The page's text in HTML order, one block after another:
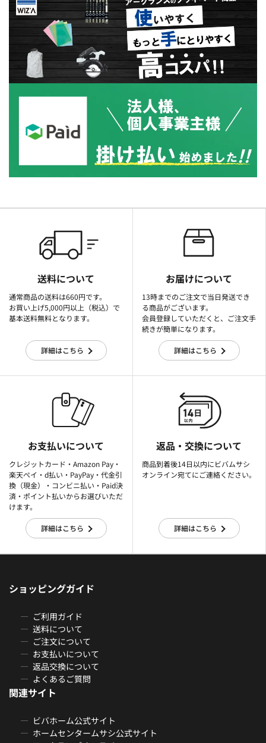
送料について
通常商品の送料は660円です。
お買い上げ5,000円以上（税込）で
基本送料無料となります。
詳細はこちら
お届けについて
13時までのご注文で当日発送でき
る商品がございます。
会員登録していただくと、ご注文手
続きが簡単になります。
詳細はこちら
お支払いについて
クレジットカード・Amazon Pay・
楽天ぺイ・d払い・PayPay・代金引
換（現金）・コンビニ払い・Paid決
済・ポイント払いからお選びいただ
けます。
詳細はこちら
返品・交換について
商品到着後14日以内にビバムサシ
オンライン宛てにご連絡ください。
詳細はこちら
ショッピングガイド
ご利用ガイド
送料について
ご注文について
お支払いについて
返品交換について
よくあるご質問
関連サイト
ビバホーム公式サイト
ホームセンタームサシ公式サイト